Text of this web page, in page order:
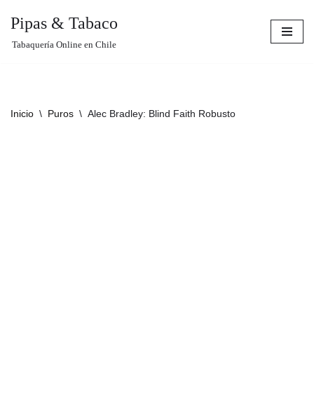
Pipas & Tabaco
Tabaquería Online en Chile
Inicio \ Puros \ Alec Bradley: Blind Faith Robusto